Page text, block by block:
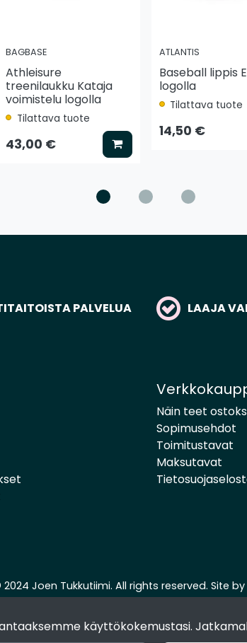
käyttökokemustasi.
BAGBASE
Athleisure
treenilaukku Kataja
voimistelu logolla
Tilattava tuote
43,00 € Lisää koriin
ATLANTIS
Baseball lippis
logolla
Tilattava tuote
14,50 €
PALVELUA LAAJA
Näin teet
Sopimusehdot
Toimitustavat
Maksutavat
Joen Tukkutiimi. All rights reserved. Site by